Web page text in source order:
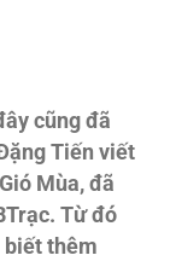
cũng đã
Tiến viết
Mùa, đã
Từ đó
biết thêm